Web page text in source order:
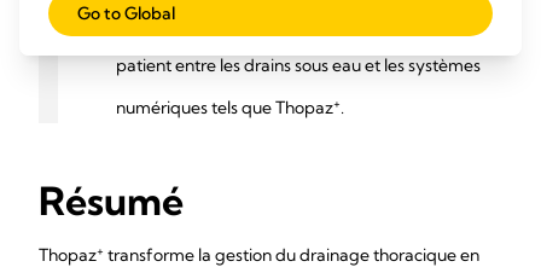
[principales différences] dans le parcours du
patient entre les drains sous eau et les systèmes
numériques tels que Thopaz+.
Résumé
Thopaz+ transforme la gestion du drainage thoracique en
Go to Global